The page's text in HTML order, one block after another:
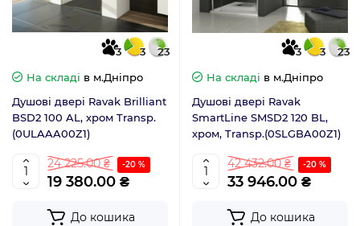
3 3 23
На складі в м.Дніпро
Душові двері Ravak Brilliant
BSD2 100 AL, хром Transp.
(0ULAAA00Z1)
24 225.00 ₴ -20 %
19 380.00 ₴
До кошика
3 3 23
На складі в м.Дніпро
Душові двері Ravak
SmartLine SMSD2 120 BL,
хром, Transp.(0SLGBA00Z1)
42 432.00 ₴ -20 %
33 946.00 ₴
До кошика